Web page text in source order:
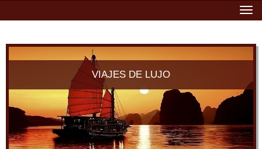
VIAJES DE LUJO